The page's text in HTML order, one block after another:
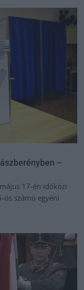
–
17-én időközi
ös számú egyéni